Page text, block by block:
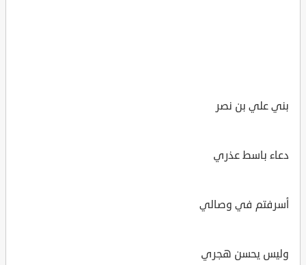
بني علي بن نصر
دعاء باسط عذري
أسرفتم في وصالي
وليس يحسن هجري